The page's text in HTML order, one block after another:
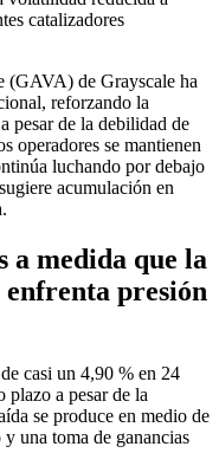
catalizadores
(GAVA) de Grayscale ha
reforzando la
pesar de la debilidad de
operadores se mantienen
luchando por debajo
acumulación en
a medida que la
enfrenta presión
casi un 4,90 % en 24
plazo a pesar de la
se produce en medio de
una toma de ganancias